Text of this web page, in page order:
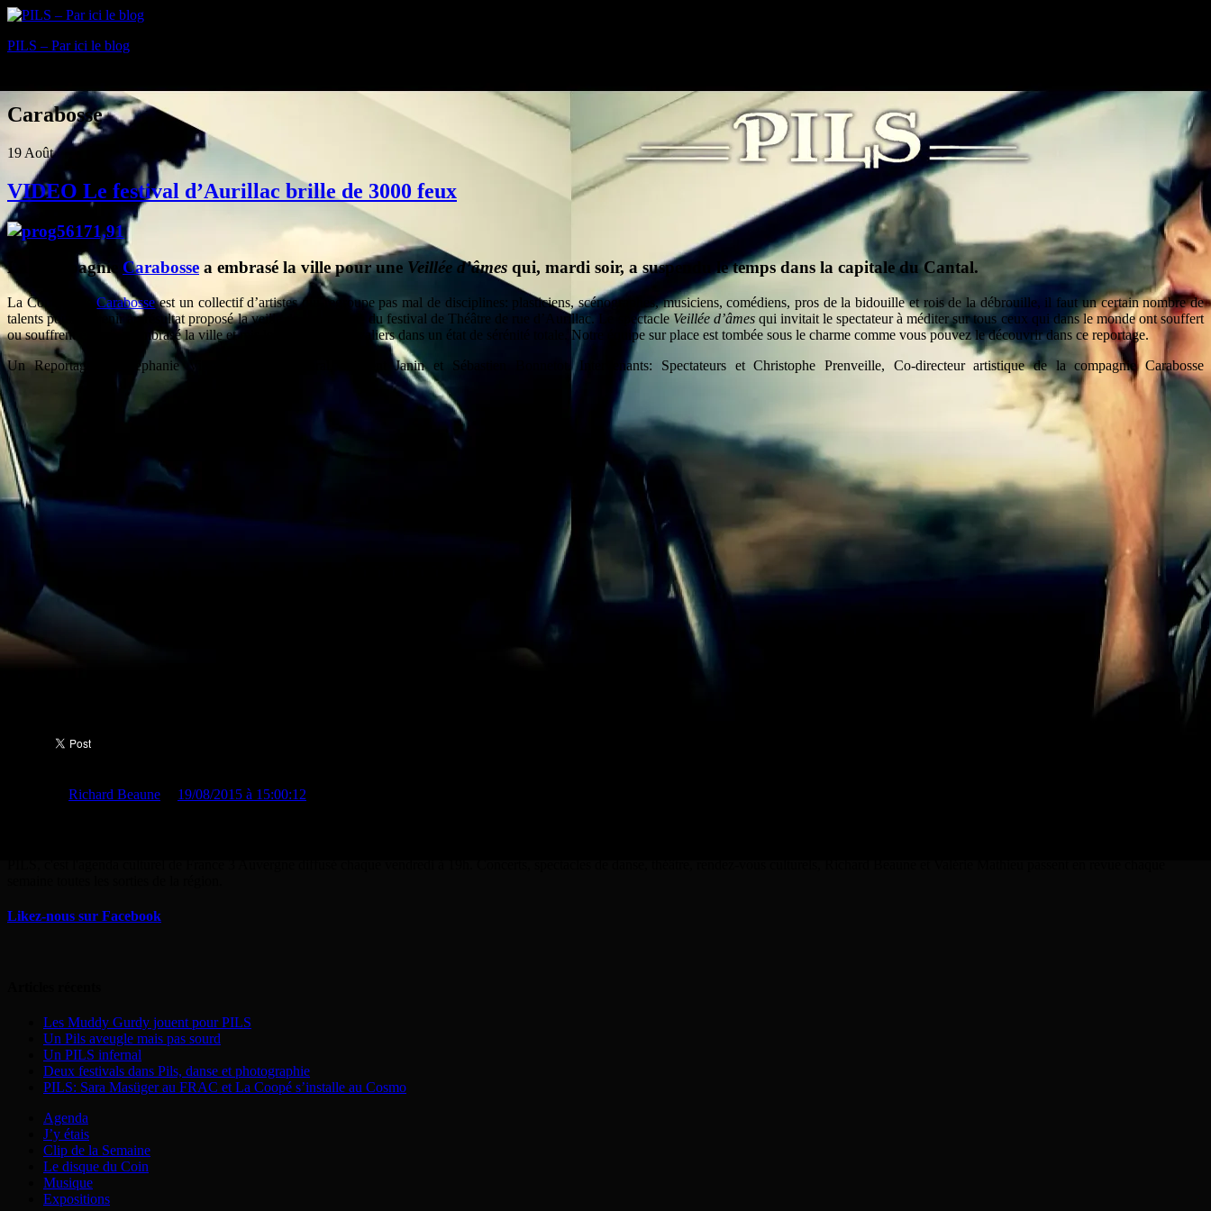
PILS – Par ici le blog
Carabosse
19 Août
VIDEO Le festival d’Aurillac brille de 3000 feux
La Compagnie Carabosse a embrasé la ville pour une Veillée d’âmes qui, mardi soir, a suspendu le temps dans la capitale du Cantal.
La CompagnieCarabosseest un collectif d’artistes qui regroupe pas mal de disciplines: plasticiens, scénographes, musiciens, comédiens, pros de la bidouille et rois de la débrouille, il faut un certain nombre de
talents pour parvenir au résultat proposé la veille de l’ouverture du festival de Théâtre de rue d’Aurillac. Le spectacleVeillée d’âmesqui invitait le spectateur à méditer sur tous ceux qui dans le monde ont souffert
ou souffrent encore, a embrasé la ville et mis les premiers festivaliers dans un état de sérénité totale. Notre équipe sur place est tombée sous le charme comme vous pouvez le découvrir dans ce reportage.
Un Reportage de Stéphanie Vinot, Laurent Pastural, Laurent Janin et Sébastien Bonnetot. Intervenants: Spectateurs et Christophe Prenveille, Co-directeur artistique de la compagnie Carabosse
Richard Beaune 19/08/2015 à 15:00:12
Likez-nous sur Facebook
Les Muddy Gurdy jouent pour PILS
Un Pils aveugle mais pas sourd
Un PILS infernal
Deux festivals dans Pils, danse et photographie
PILS: Sara Masüger au FRAC et La Coopé s’installe au Cosmo
Agenda
J’y étais
Clip de la Semaine
Le disque du Coin
Musique
Expositions